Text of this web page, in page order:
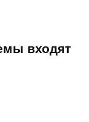
входят